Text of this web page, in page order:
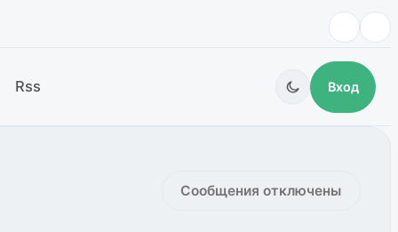
Rss Вход
Сообщения отключены